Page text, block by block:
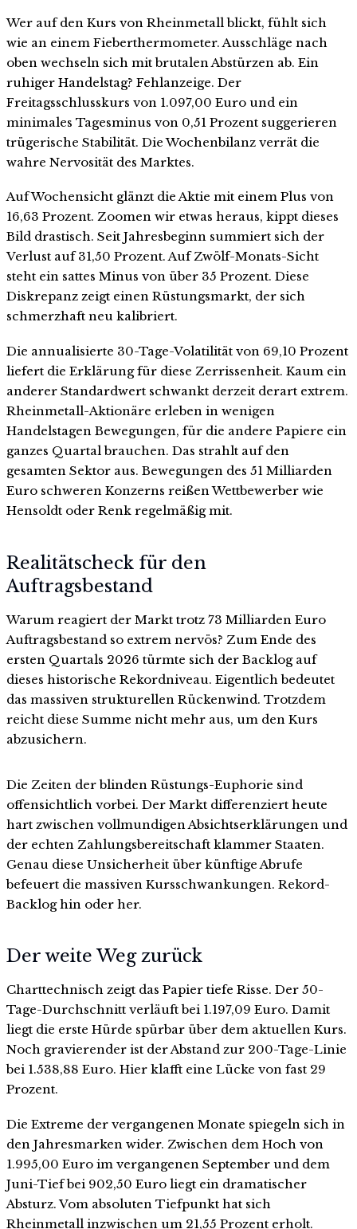
Wer auf den Kurs von Rheinmetall blickt, fühlt sich
wie an einem Fieberthermometer. Ausschläge nach
oben wechseln sich mit brutalen Abstürzen ab. Ein
ruhiger Handelstag? Fehlanzeige. Der
Freitagsschlusskurs von 1.097,00 Euro und ein
minimales Tagesminus von 0,51 Prozent suggerieren
trügerische Stabilität. Die Wochenbilanz verrät die
wahre Nervosität des Marktes.
Auf Wochensicht glänzt die Aktie mit einem Plus von
16,63 Prozent. Zoomen wir etwas heraus, kippt dieses
Bild drastisch. Seit Jahresbeginn summiert sich der
Verlust auf 31,50 Prozent. Auf Zwölf-Monats-Sicht
steht ein sattes Minus von über 35 Prozent. Diese
Diskrepanz zeigt einen Rüstungsmarkt, der sich
schmerzhaft neu kalibriert.
Die annualisierte 30-Tage-Volatilität von 69,10 Prozent
liefert die Erklärung für diese Zerrissenheit. Kaum ein
anderer Standardwert schwankt derzeit derart extrem.
Rheinmetall-Aktionäre erleben in wenigen
Handelstagen Bewegungen, für die andere Papiere ein
ganzes Quartal brauchen. Das strahlt auf den
gesamten Sektor aus. Bewegungen des 51 Milliarden
Euro schweren Konzerns reißen Wettbewerber wie
Hensoldt oder Renk regelmäßig mit.
Realitätscheck für den
Auftragsbestand
Warum reagiert der Markt trotz 73 Milliarden Euro
Auftragsbestand so extrem nervös? Zum Ende des
ersten Quartals 2026 türmte sich der Backlog auf
dieses historische Rekordniveau. Eigentlich bedeutet
das massiven strukturellen Rückenwind. Trotzdem
reicht diese Summe nicht mehr aus, um den Kurs
abzusichern.
Die Zeiten der blinden Rüstungs-Euphorie sind
offensichtlich vorbei. Der Markt differenziert heute
hart zwischen vollmundigen Absichtserklärungen und
der echten Zahlungsbereitschaft klammer Staaten.
Genau diese Unsicherheit über künftige Abrufe
befeuert die massiven Kursschwankungen. Rekord-
Backlog hin oder her.
Der weite Weg zurück
Charttechnisch zeigt das Papier tiefe Risse. Der 50-
Tage-Durchschnitt verläuft bei 1.197,09 Euro. Damit
liegt die erste Hürde spürbar über dem aktuellen Kurs.
Noch gravierender ist der Abstand zur 200-Tage-Linie
bei 1.538,88 Euro. Hier klafft eine Lücke von fast 29
Prozent.
Die Extreme der vergangenen Monate spiegeln sich in
den Jahresmarken wider. Zwischen dem Hoch von
1.995,00 Euro im vergangenen September und dem
Juni-Tief bei 902,50 Euro liegt ein dramatischer
Absturz. Vom absoluten Tiefpunkt hat sich
Rheinmetall inzwischen um 21,55 Prozent erholt.